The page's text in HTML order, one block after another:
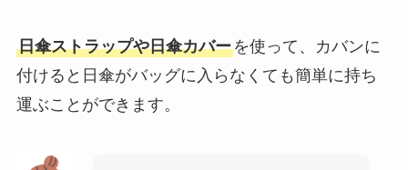
日傘ストラップや日傘カバーを使って、カバンに
付けると日傘がバッグに入らなくても簡単に持ち
運ぶことができます。